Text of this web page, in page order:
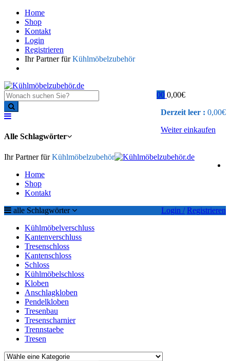
Home
Shop
Kontakt
Login
Registrieren
Ihr Partner fürKühlmöbelzubehör
0 0,00€
Derzeit leer : 0,00€
Weiter einkaufen
0
Alle Schlagwörter
Ihr Partner fürKühlmöbelzubehör
Home
Shop
Kontakt
Login / Registrieren
alle Schlagwörter
Kühlmöbelverschluss
Kantenverschluss
Tresenschloss
Kantenschloss
Schloss
Kühlmöbelschloss
Kloben
Anschlagkloben
Pendelkloben
Tresenbau
Tresenscharnier
Trennstaebe
Tresen